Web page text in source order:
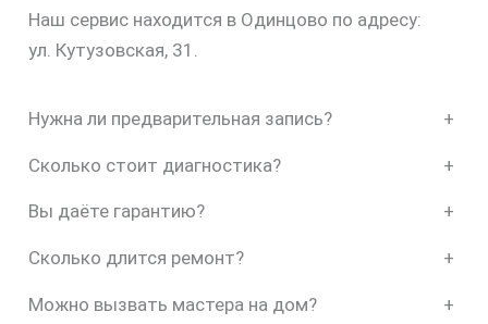
Наш сервис находится в Одинцово по адресу:
ул. Кутузовская, 31.
Нужна ли предварительная запись? +
Сколько стоит диагностика? +
Вы даёте гарантию? +
Сколько длится ремонт? +
Можно вызвать мастера на дом? +